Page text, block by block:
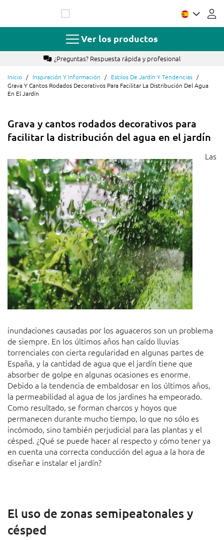
contenido
Ver los productos
¿Preguntas? Respuesta rápida y profesional
Inicio Inspiración Y Información
Estilos De Jardín Y Tendencias
Grava Y Cantos Rodados Decorativos Para Facilitar La Distribución Del Agua
En El Jardín
Grava y cantos rodados decorativos para
facilitar la distribución del agua en el jardín
Las
inundaciones causadas por los aguaceros son un problema
de siempre. En los últimos años han caído lluvias
torrenciales con cierta regularidad en algunas partes de
España, y la cantidad de agua que el jardín tiene que
absorber de golpe en algunas ocasiones es enorme.
Debido a la tendencia de embaldosar en los últimos años,
la permeabilidad al agua de los jardines ha empeorado.
Como resultado, se forman charcos y hoyos que
permanecen durante mucho tiempo, lo que no sólo es
incómodo, sino también perjudicial para las plantas y el
césped. ¿Qué se puede hacer al respecto y cómo tener ya
en cuenta una correcta conducción del agua a la hora de
diseñar e instalar el jardín?
El uso de zonas semipeatonales y
césped